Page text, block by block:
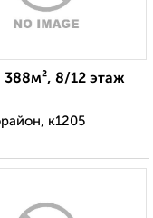
388м², 8/12 этаж
к1205